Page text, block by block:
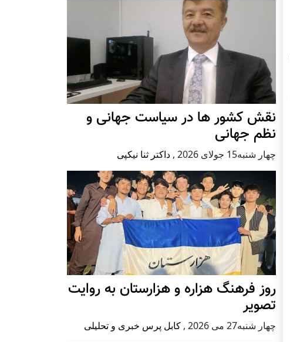
نقش کشور ها در سیاست جهانی و
نظم جهانی
چهار شنبه15 جولای 2026 , داکتر ثنا نیکپی
روز فرهنگ هزاره و هزارستان به روایت
تصویر
چهار شنبه27 می 2026 , کابل پرس خبری و تحلیلی